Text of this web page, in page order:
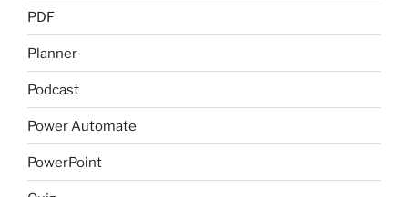
PDF
Planner
Podcast
Power Automate
PowerPoint